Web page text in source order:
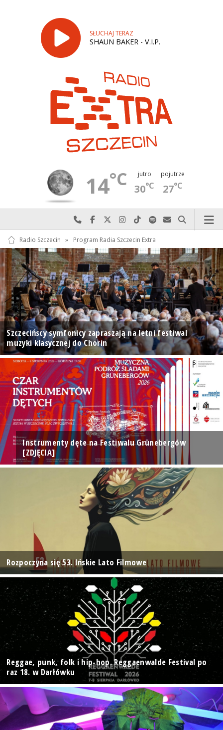
SŁUCHAJ TERAZ
SHAUN BAKER - V.I.P.
14°C jutro
30°C
pojutrze
27°C
Najlepiej po prostu do nas zadzwoń
Odwiedź nas na Facebook-u
Odwiedź nas na X
Odwiedź nas na Instagram-ie
Odwiedź nas na TikTok-u
Szukaj nas na Spotify
Wyślij do nas
Szukaj
Radio Szczecin » Program Radia Szczecin Extra
Szczecińscy symfonicy zapraszają na letni festiwal
muzyki klasycznej do Chorin
Instrumenty dęte na Festiwalu Grünebergów
[ZDJĘCIA]
Rozpoczyna się 53. Ińskie Lato Filmowe
Reggae, punk, folk i hip-hop. Reggaenwalde Festival po
raz 18. w Darłówku